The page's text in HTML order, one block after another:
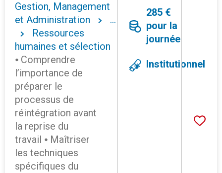
Gestion, Management
et Administration
...
Ressources
humaines et sélection
⦁ Comprendre
l’importance de
préparer le
processus de
réintégration avant
la reprise du
travail ⦁ Maîtriser
les techniques
spécifiques du
285 €
pour la
journée
Institutionnel